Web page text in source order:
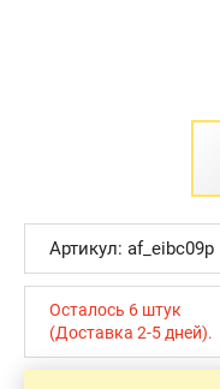
Артикул: af_eibc09p
Осталось 6 штук
(Доставка 2-5 дней).